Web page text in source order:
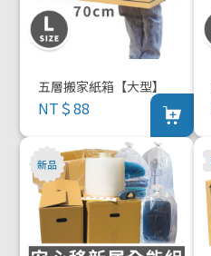
五層搬家紙箱【大型】
NT＄88